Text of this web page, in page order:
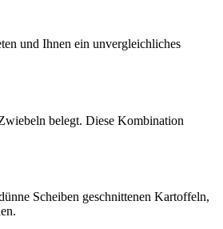
und Ihnen ein unvergleichliches
belegt. Diese Kombination
Scheiben geschnittenen Kartoffeln,